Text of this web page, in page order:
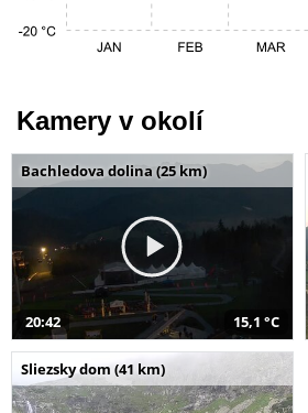
Kamery v okolí
Bachledova dolina (25 km)
20:42 15,1 °C
Sliezsky dom (41 km)